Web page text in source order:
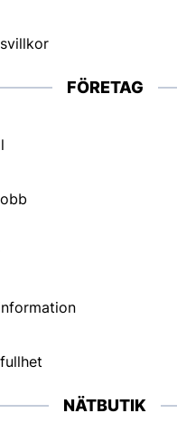
FÖRETAG
NÄTBUTIK